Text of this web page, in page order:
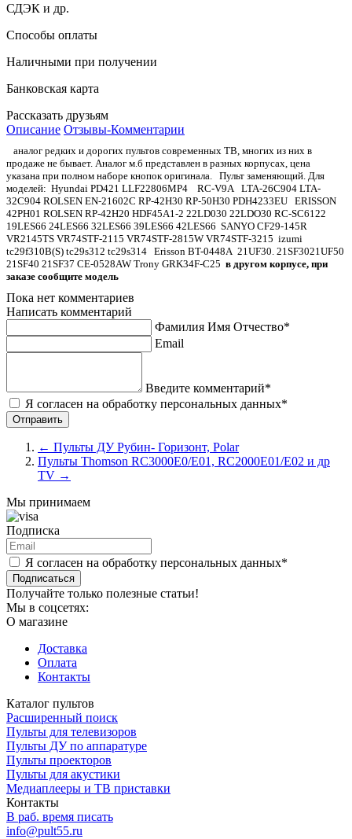
СДЭК и др.
Способы оплаты
Наличными при получении
Банковская карта
Рассказать друзьям
Описание Отзывы-Комментарии
аналог редких и дорогих пультов современных ТВ, многих из них в
продаже не бывает. Аналог м.б представлен в разных корпусах, цена
указана при полном наборе кнопок оригинала. Пульт заменяющий. Для
моделей: Hyundai PD421 LLF22806MP4 RC-V9A LTA-26C904 LTA-
32C904 ROLSEN EN-21602C RP-42H30 RP-50H30 PDH4233EU ERISSON
42PH01 ROLSEN RP-42H20 HDF45A1-2 22LD030 22LDO30 RC-SC6122
19LES66 24LES66 32LES66 39LES66 42LES66 SANYO CF29-145R
VR2145TS VR74STF-2115 VR74STF-2815W VR74STF-3215 izumi
tc29f310B(S) tc29s312 tc29s314 Erisson BT-0448A 21UF30. 21SF3021UF50
21SF40 21SF37 CE-0528AW Trony GRK34F-C25 в другом корпусе, при
заказе сообщите модель
Пока нет комментариев
Написать комментарий
Фамилия Имя Отчество*
Email
Введите комментарий*
Я согласен на обработку персональных данных*
← Пульты ДУ Рубин- Горизонт, Polar
Пульты Thomson RC3000E0/E01, RC2000E01/E02 и др
TV →
Мы принимаем
Подписка
Я согласен на обработку персональных данных*
Подписаться
Получайте только полезные статьи!
Мы в соцсетях:
О магазине
Доставка
Оплата
Контакты
Каталог пультов
Расширенный поиск
Пульты для телевизоров
Пульты ДУ по аппаратуре
Пульты проекторов
Пульты для акустики
Медиаплееры и ТВ приставки
Контакты
В раб. время писать
info@pult55.ru